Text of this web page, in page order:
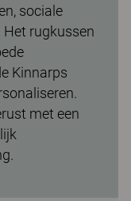
sociale
rugkussen
Kinnarps
met een